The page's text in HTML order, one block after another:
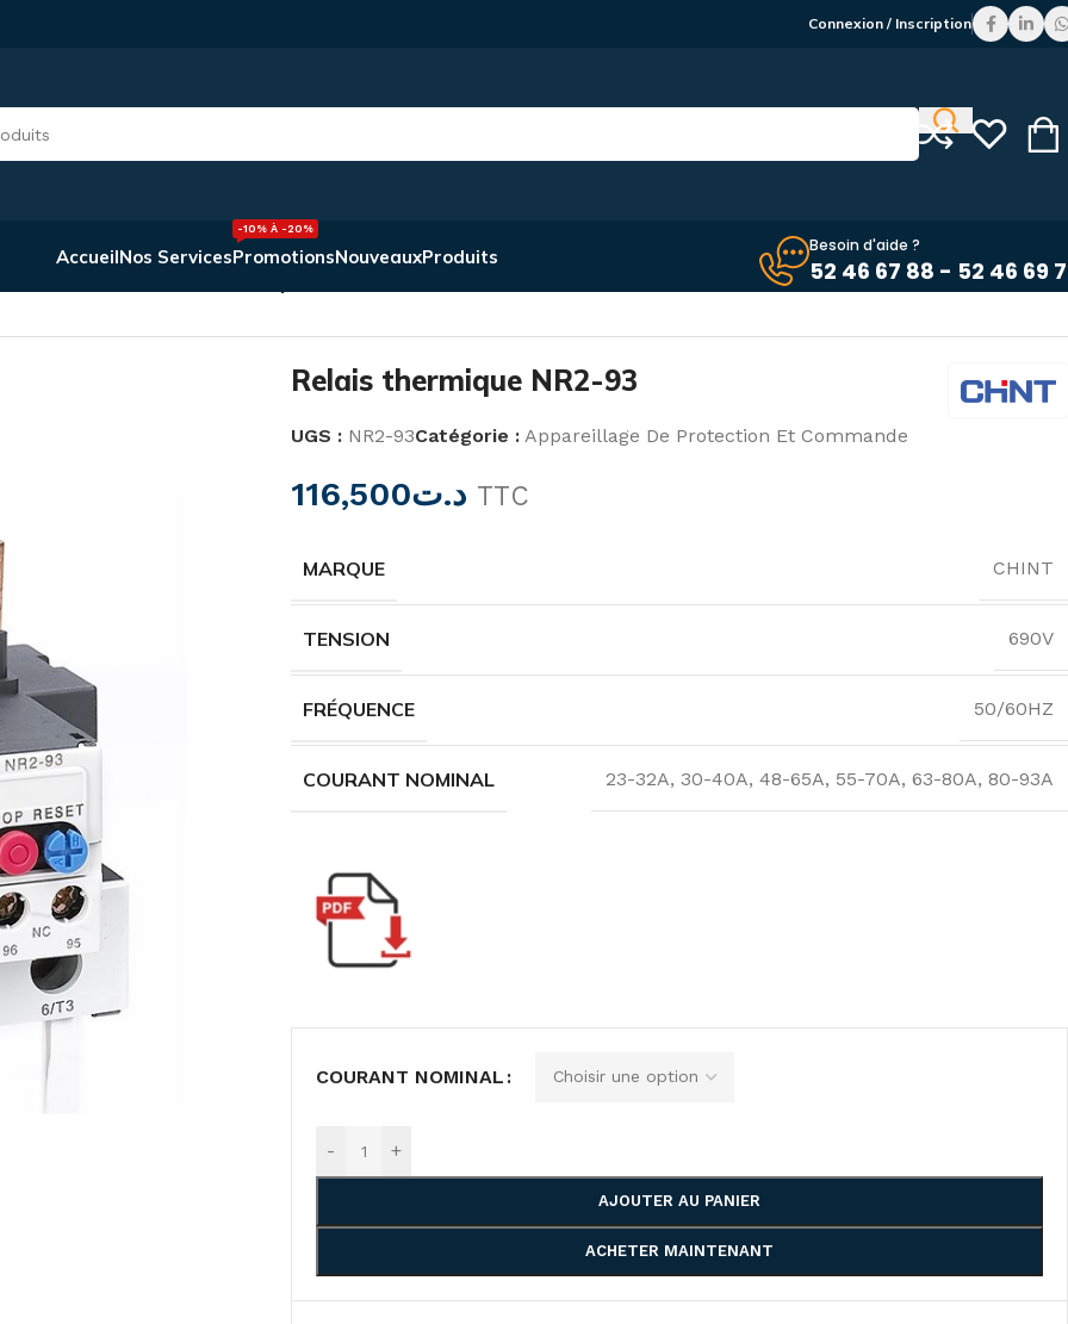
Connexion / Inscription
AccueilNos ServicesPromotions
-10% À -20%
NouveauxProduits Besoin d'aide ?
52 46 67 88 - 52 46 69
Relais thermique NR2-93
UGS : NR2-93Catégorie : Appareillage De Protection Et Commande
د.ت116,500 TTC
MARQUE CHINT
TENSION 690V
FRÉQUENCE 50/60HZ
COURANT NOMINAL 23-32A, 30-40A, 48-65A, 55-70A, 63-80A, 80-93A
COURANT NOMINAL
- +
AJOUTER AU PANIER
ACHETER MAINTENANT